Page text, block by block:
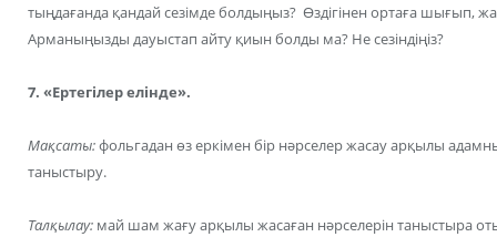
тыңдағанда қандай сезімде болдыңыз? Өздігінен ортаға шығып,
Арманыңызды дауыстап айту қиын болды ма? Не сезіндіңіз?
7. «Ертегілер елінде».
Мақсаты:фольгадан өз еркімен бір нәрселер жасау арқылы
таныстыру.
Талқылау: май шам жағу арқылы жасаған нәрселерін таныстыра